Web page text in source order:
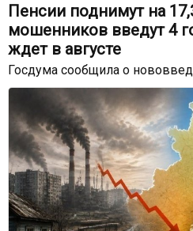
Пенсии поднимут на
мошенников введут 4
ждет в августе
Госдума сообщила о